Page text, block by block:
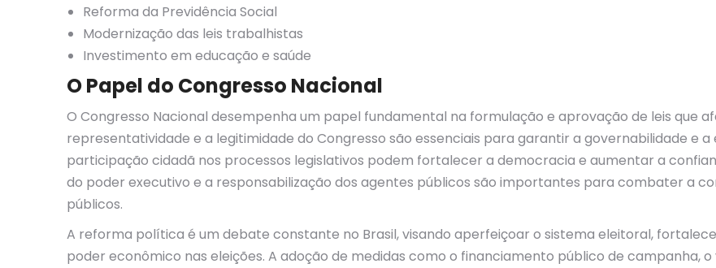
Reforma da Previdência Social
Modernização das leis trabalhistas
Investimento em educação e saúde
O Papel do Congresso Nacional
O Congresso Nacional desempenha um papel fundamental na formulação e aprovação de leis que
representatividade e a legitimidade do Congresso são essenciais para garantir a governabilidade e
participação cidadã nos processos legislativos podem fortalecer a democracia e aumentar a
do poder executivo e a responsabilização dos agentes públicos são importantes para combater a
públicos.
A reforma política é um debate constante no Brasil, visando aperfeiçoar o sistema eleitoral,
poder econômico nas eleições. A adoção de medidas como o financiamento público de campanha,